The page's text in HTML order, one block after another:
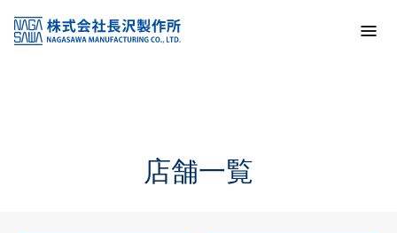
KSS加盟店・取扱店情報
店舗一覧
店舗一覧